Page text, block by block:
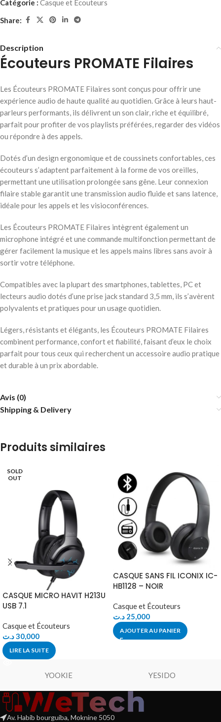
Catégorie : Casque et Écouteurs
Share:
Description
Écouteurs PROMATE Filaires
Les Écouteurs PROMATE Filaires sont conçus pour offrir une
expérience audio de haute qualité au quotidien. Grâce à leurs haut-
parleurs performants, ils délivrent un son clair, riche et équilibré,
parfait pour profiter de vos playlists préférées, regarder des vidéos
ou répondre à des appels.
Dotés d’un design ergonomique et de coussinets confortables, ces
écouteurs s’adaptent parfaitement à la forme de vos oreilles,
permettant une utilisation prolongée sans gêne. Leur connexion
filaire stable garantit une transmission audio fluide et sans latence,
idéale pour les appels et les visioconférences.
Les Écouteurs PROMATE Filaires intègrent également un
microphone intégré et une commande multifonction permettant de
gérer facilement la musique et les appels mains libres sans avoir à
sortir votre téléphone.
Compatibles avec la plupart des smartphones, tablettes, PC et
lecteurs audio dotés d’une prise jack standard 3,5 mm, ils s’avèrent
polyvalents et pratiques pour un usage quotidien.
Légers, résistants et élégants, les Écouteurs PROMATE Filaires
combinent performance, confort et fiabilité, faisant d’eux le choix
parfait pour tous ceux qui recherchent un accessoire audio pratique
et durable à un prix abordable.
Avis (0)
Shipping & Delivery
Produits similaires
SOLD
OUT
CASQUE MICRO HAVIT H213U
USB 7.1
Casque et Écouteurs
30,000د.ت
LIRE LA SUITE
CASQUE SANS FIL ICONIX IC-
HB1128 – NOIR
Casque et Écouteurs
25,000 د.ت
AJOUTER AU PANIER
YOOKIE YESIDO
Av. Habib bourguiba, Moknine 5050